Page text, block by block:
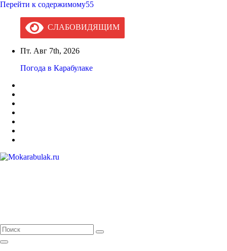
Перейти к содержимому55
СЛАБОВИДЯЩИМ
Пт. Авг 7th, 2026
Погода в Карабулаке